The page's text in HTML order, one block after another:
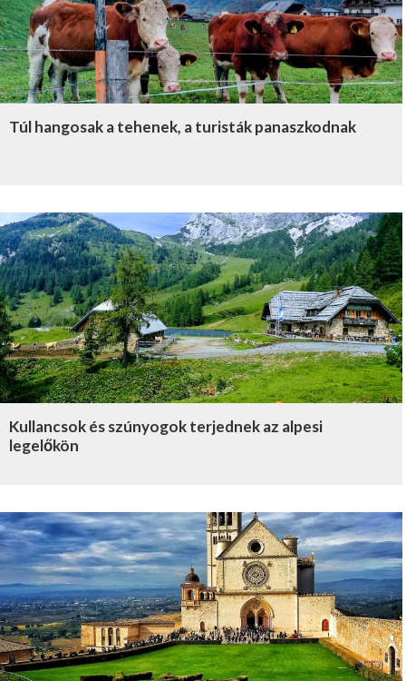
Túl hangosak a tehenek, a turisták panaszkodnak
Kullancsok és szúnyogok terjednek az alpesi
legelőkön